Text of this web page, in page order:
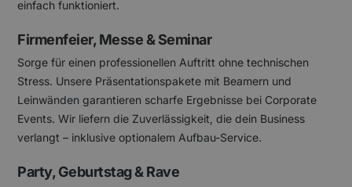
einfach funktioniert.
Firmenfeier, Messe & Seminar
Sorge für einen professionellen Auftritt ohne technischen
Stress. Unsere Präsentationspakete mit Beamern und
Leinwänden garantieren scharfe Ergebnisse bei Corporate
Events. Wir liefern die Zuverlässigkeit, die dein Business
verlangt – inklusive optionalem Aufbau-Service.
Party, Geburtstag & Rave